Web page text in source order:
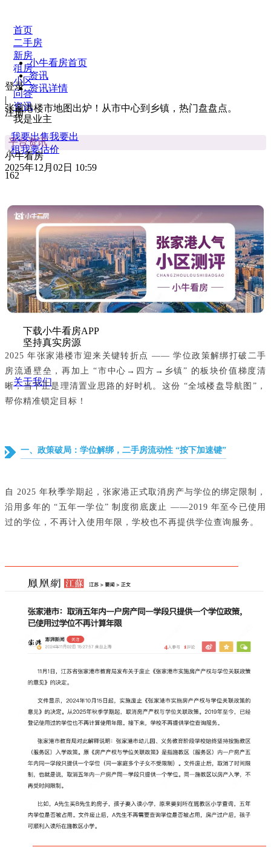
首页
二手房
新房
租房
小区
问答
资讯
我是业主
我要出售我要出
租我要估价
下载APP
下载小牛看房APP
坚持真实房源
关于我们
登录
|
注册
小牛看房首页
资讯
资讯详情
张家港楼市地图出炉！从市中心到乡镇，热门盘盘点。
平台资讯
小牛看房
2025年12月02日 10:59
162
2025 年张家港楼市迎来关键转折点 —— 学位政策解绑打破二手
房流通壁垒，再加上 “市中心→四方→乡镇” 的板块价值梯度清
晰，当下正是理清置业思路的好时机。这份 “全域楼盘导航图”，
帮你精准锁定目标！
一、政策破局：学位解绑，二手房流动性 “按下加速键”
自 2025 年秋季学期起，张家港正式取消房产与学位的绑定限制，
沿用多年的 “五年一学位” 制度彻底废止 ——2019 年至今已使用
过的学位，不再计入使用年限，学校也不再提供学位查询服务。